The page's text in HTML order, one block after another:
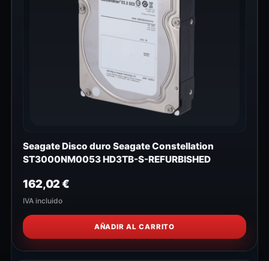
Seagate Disco duro Seagate Constellation
ST3000NM0053 HD3TB-S-REFURBISHED
162,02€
IVA incluido
AÑADIR AL CARRITO